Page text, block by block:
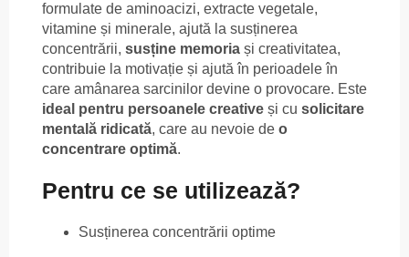
formulate de aminoacizi, extracte vegetale,
vitamine și minerale, ajută la susținerea
concentrării, susține memoria și creativitatea,
contribuie la motivație și ajută în perioadele în
care amânarea sarcinilor devine o provocare. Este
ideal pentru persoanele creative și cu solicitare
mentală ridicată, care au nevoie de o
concentrare optimă.
Pentru ce se utilizează?
Susținerea concentrării optime